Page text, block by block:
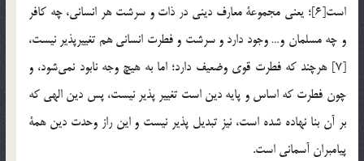
است[6]؛ يعني مجموعة معارف ديني در ذات و سرشت هر انساني، چه كافر
و چه مسلمان و… وجود دارد و سرشت و فطرت انساني هم تغييرپذير نيست،
[7] هرچند كه فطرت قوي وضعيف دارد؛ اما به هيچ وجه نابود نمي‌شود، و
چون فطرت كه اساس و پايه دين است تغيير پذير نيست، پس دين الهي كه
بر آن بنا نهاده شده است، نيز تبديل پذير نيست و اين راز وحدت دين همة
پيامبران آسماني است.